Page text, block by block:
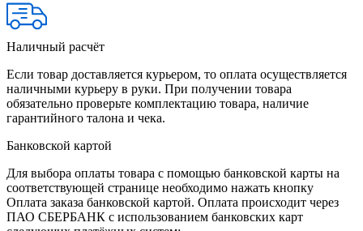
Наличный расчёт
Если товар доставляется курьером, то оплата осуществляется
наличными курьеру в руки. При получении товара
обязательно проверьте комплектацию товара, наличие
гарантийного талона и чека.
Банковской картой
Для выбора оплаты товара с помощью банковской карты на
соответствующей странице необходимо нажать кнопку
Оплата заказа банковской картой. Оплата происходит через
ПАО СБЕРБАНК с использованием банковских карт